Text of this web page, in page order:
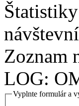
Štatistiky
Zoznam
LOG:
Vyplnte formulár a